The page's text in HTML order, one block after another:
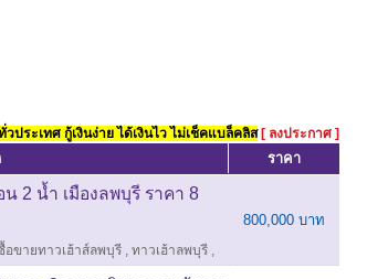
ประเทศ กู้เงินง่าย ได้เงินไว ไม่เช็คแบล็คลิส [ ลงประกาศ ]
ราคา
2 น้ำ เมืองลพบุรี ราคา 8
อขายทาวเฮ้าส์ลพบุรี , ทาวเฮ้าลพบุรี ,
800,000 บาท